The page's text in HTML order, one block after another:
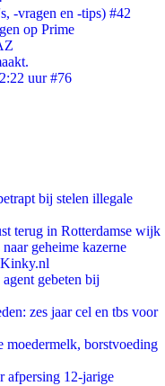
-vragen en -tips) #42
op Prime
uur #76
bij stelen illegale
terug in Rotterdamse wijk
geheime kazerne
Kinky.nl
gebeten bij
zes jaar cel en tbs voor
borstvoeding
afpersing 12-jarige